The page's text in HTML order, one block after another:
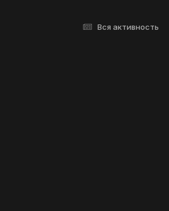
Вся активность